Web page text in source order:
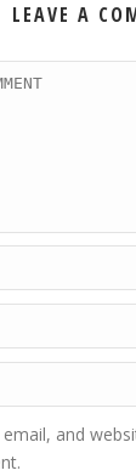
LEAVE A
email, and